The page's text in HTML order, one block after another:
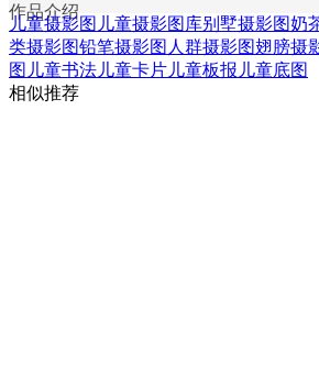
作品介绍
儿童摄影图 儿童摄影图库别墅摄影图奶
类摄影图铅笔摄影图 人群摄影图翅膀摄
图 儿童书法 儿童卡片 儿童板报 儿童底图
相似推荐